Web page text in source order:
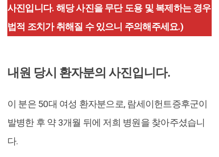
사진입니다. 해당 사진을 무단 도용 및 복제하는 경우
법적 조치가 취해질 수 있으니 주의해주세요.)
내원 당시 환자분의 사진입니다.
이 분은 50대 여성 환자분으로, 람세이헌트증후군이
발병한 후 약 3개월 뒤에 저희 병원을 찾아주셨습니
다.